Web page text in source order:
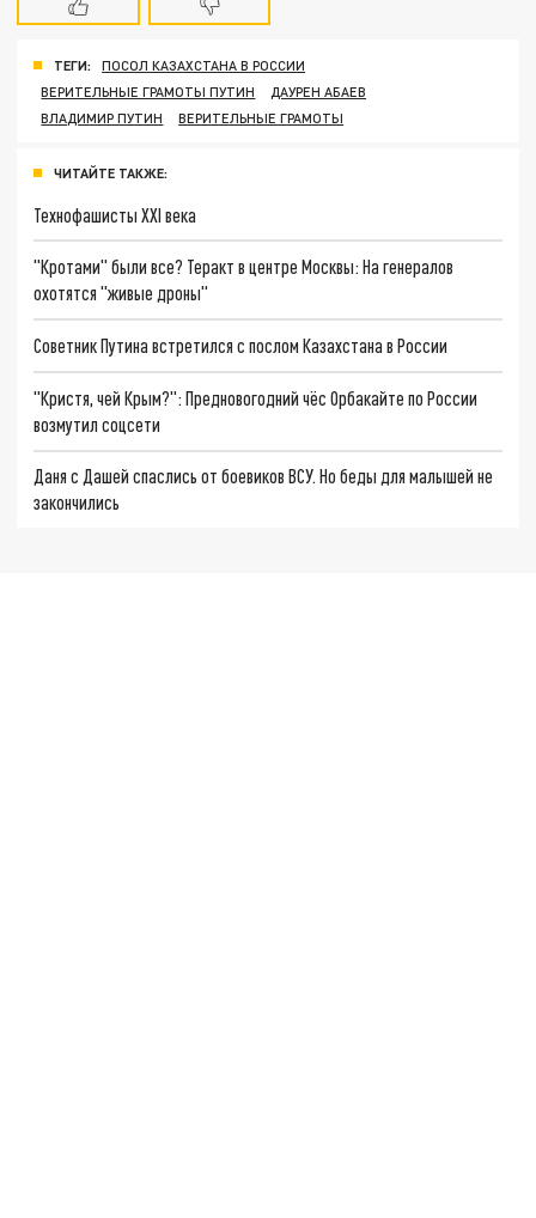
ТЕГИ:
ПОСОЛ КАЗАХСТАНА В РОССИИ
ВЕРИТЕЛЬНЫЕ ГРАМОТЫ ПУТИН
ДАУРЕН АБАЕВ
ВЛАДИМИР ПУТИН
ВЕРИТЕЛЬНЫЕ ГРАМОТЫ
ЧИТАЙТЕ ТАКЖЕ:
Технофашисты XXI века
"Кротами" были все? Теракт в центре Москвы: На генералов
охотятся "живые дроны"
Советник Путина встретился с послом Казахстана в России
"Кристя, чей Крым?": Предновогодний чёс Орбакайте по России
возмутил соцсети
Даня с Дашей спаслись от боевиков ВСУ. Но беды для малышей не
закончились